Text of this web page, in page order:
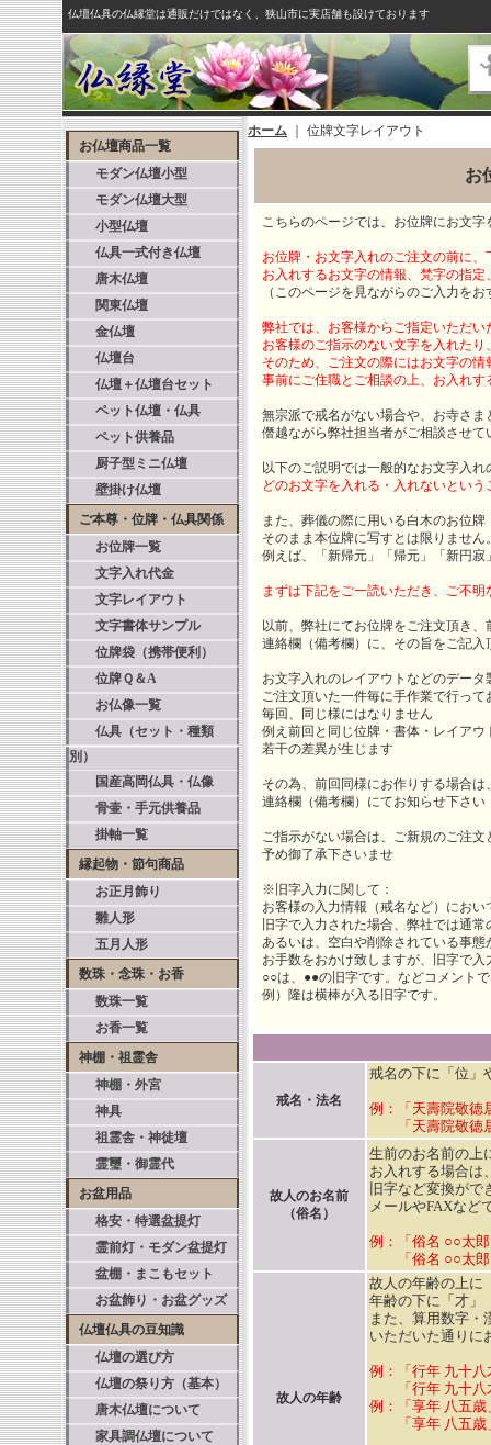
仏壇仏具の仏縁堂は通販だけではなく、狭山市に実店舗も設けております
お仏壇商品一覧
モダン仏壇小型
モダン仏壇大型
小型仏壇
仏具一式付き仏壇
唐木仏壇
関東仏壇
金仏壇
仏壇台
仏壇＋仏壇台セット
ペット仏壇・仏具
ペット供養品
厨子型ミニ仏壇
壁掛け仏壇
ご本尊・位牌・仏具関係
お位牌一覧
文字入れ代金
文字レイアウト
文字書体サンプル
位牌袋（携帯便利）
位牌Ｑ＆A
お仏像一覧
仏具（セット・種類
別）
国産高岡仏具・仏像
骨壷・手元供養品
掛軸一覧
縁起物・節句商品
お正月飾り
雛人形
五月人形
数珠・念珠・お香
数珠一覧
お香一覧
神棚・祖霊舎
神棚・外宮
神具
祖霊舎・神徒壇
霊璽・御霊代
お盆用品
格安・特選盆提灯
霊前灯・モダン盆提灯
盆棚・まこもセット
お盆飾り・お盆グッズ
仏壇仏具の豆知識
仏壇の選び方
仏壇の祭り方（基本）
唐木仏壇について
家具調仏壇について
ホーム 位牌文字レイアウト
お
こちらのページでは、お位牌にお文
お位牌・お文字入れのご注文の前に
お入れするお文字の情報、梵字の指
（このページを見ながらのご入力を
弊社では、お客様からご指定いただ
お客様のご指示のない文字を入れた
そのため、ご注文の際にはお文字の
事前にご住職とご相談の上、お入れ
無宗派で戒名がない場合や、お寺さ
僭越ながら弊社担当者がご相談させ
以下のご説明では一般的なお文字入
どのお文字を入れる・入れないとい
また、葬儀の際に用いる白木のお位
そのまま本位牌に写すとは限りません
例えば、「新帰元」「帰元」「新円
まずは下記をご一読いただき、ご不
以前、弊社にてお位牌をご注文頂き
連絡欄（備考欄）に、その旨をご記
お文字入れのレイアウトなどのデータ
ご注文頂いた一件毎に手作業で行って
毎回、同じ様にはなりません
例え前回と同じ位牌・書体・レイア
若干の差異が生じます
その為、前回同様にお作りする場合
連絡欄（備考欄）にてお知らせ下さい
ご指示がない場合は、ご新規のご注
予め御了承下さいませ
※旧字入力に関して：
お客様の入力情報（戒名など）におい
旧字で入力された場合、弊社では通
あるいは、空白や削除されている事態
お手数をおかけ致しますが、旧字で入
○○は、●●の旧字です。などコメント
例）隆は横棒が入る旧字です。
戒名・法名
戒名の下に「位」
例：「天壽院敬徳
「天壽院敬徳居
故人のお名前
（俗名）
生前のお名前の上
お入れする場合は
旧字など変換が
メールやFAXなど
例：「俗名 ○○太
「俗名 ○○太郎
故人の年齢
故人の年齢の上に
年齢の下に「才」
また、算用数字・
いただいた通りに
例：「行年 九十
「行年 九十八
例：「享年 八五
「享年 八五歳